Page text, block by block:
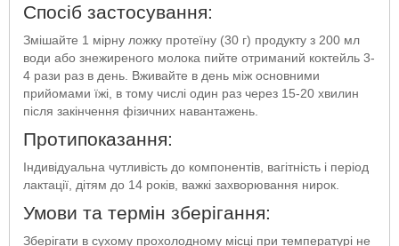
Спосіб застосування:
Змішайте 1 мірну ложку протеїну (30 г) продукту з 200 мл
води або знежиреного молока пийте отриманий коктейль 3-
4 рази раз в день. Вживайте в день між основними
прийомами їжі, в тому числі один раз через 15-20 хвилин
після закінчення фізичних навантажень.
Протипоказання:
Індивідуальна чутливість до компонентів, вагітність і період
лактації, дітям до 14 років, важкі захворювання нирок.
Умови та термін зберігання:
Зберігати в сухому прохолодному місці при температурі не